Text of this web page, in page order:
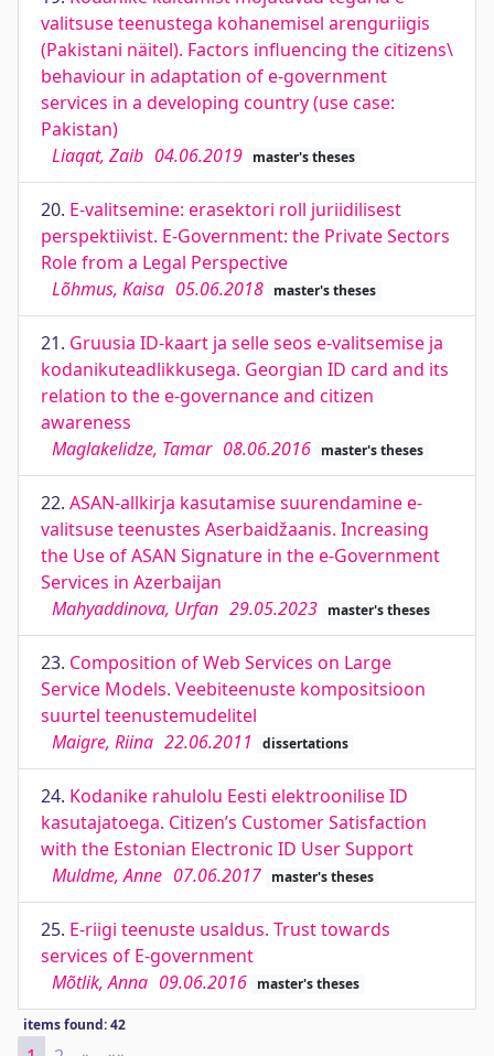
valitsuse teenustega kohanemisel arenguriigis
(Pakistani näitel). Factors influencing the citizens\
behaviour in adaptation of e-government
services in a developing country (use case:
Pakistan)
Liaqat, Zaib 04.06.2019 master's theses
20. E-valitsemine: erasektori roll juriidilisest
perspektiivist. E-Government: the Private Sectors
Role from a Legal Perspective
Lõhmus, Kaisa 05.06.2018 master's theses
21. Gruusia ID-kaart ja selle seos e-valitsemise ja
kodanikuteadlikkusega. Georgian ID card and its
relation to the e-governance and citizen
awareness
Maglakelidze, Tamar 08.06.2016 master's theses
22. ASAN-allkirja kasutamise suurendamine e-
valitsuse teenustes Aserbaidžaanis. Increasing
the Use of ASAN Signature in the e-Government
Services in Azerbaijan
Mahyaddinova, Urfan 29.05.2023 master's theses
23. Composition of Web Services on Large
Service Models. Veebiteenuste kompositsioon
suurtel teenustemudelitel
Maigre, Riina 22.06.2011 dissertations
24. Kodanike rahulolu Eesti elektroonilise ID
kasutajatoega. Citizen’s Customer Satisfaction
with the Estonian Electronic ID User Support
Muldme, Anne 07.06.2017 master's theses
25. E-riigi teenuste usaldus. Trust towards
services of E-government
Mõtlik, Anna 09.06.2016 master's theses
items found: 42